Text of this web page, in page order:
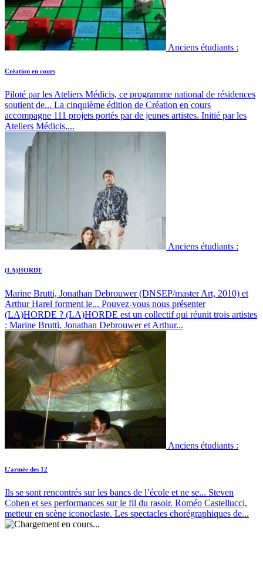
Anciens étudiants :
Création en cours
Piloté par les Ateliers Médicis, ce programme national de résidences
soutient de... La cinquième édition de Création en cours
accompagne 111 projets portés par de jeunes artistes. Initié par les
Ateliers Médicis,...
Anciens étudiants :
(LA)HORDE
Marine Brutti, Jonathan Debrouwer (DNSEP/master Art, 2010) et
Arthur Harel forment le... Pouvez-vous nous présenter
(LA)HORDE ? (LA)HORDE est un collectif qui réunit trois artistes
: Marine Brutti, Jonathan Debrouwer et Arthur...
Anciens étudiants :
L’armée des 12
Ils se sont rencontrés sur les bancs de l’école et ne se... Steven
Cohen et ses performances sur le fil du rasoir. Roméo Castellucci,
metteur en scène iconoclaste. Les spectacles chorégraphiques de...